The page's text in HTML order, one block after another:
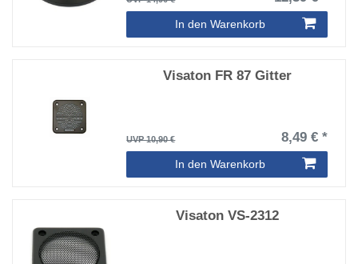
In den Warenkorb
Visaton FR 87 Gitter
UVP 10,90 € 8,49 € *
In den Warenkorb
Visaton VS-2312